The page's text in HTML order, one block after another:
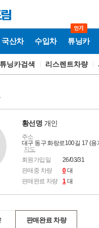
국산차 수입차 튜닝카
닝카검색 리스렌트차량
황선명 개인
주소
대구 동구 화랑로100길 17 (
지도
회원가입일
26/03/31
판매중 차량
0대
판매완료 차량
1대
판매완료 차량